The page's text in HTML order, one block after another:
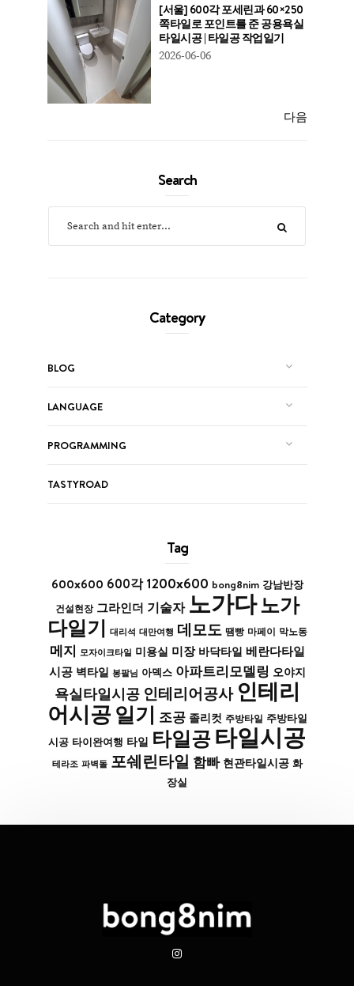
[서울] 600각 포세린과 60×250
쪽타일로 포인트를 준 공용욕실
타일시공 | 타일공 작업일기
2026-06-06
다음
Search
Category
BLOG
LANGUAGE
PROGRAMMING
TASTYROAD
Tag
600x600 600각 1200x600 bong8nim 강남반장
건설현장 그라인더 기술자 노가다노가
다일기 대리석 대만여행 데모도 땜빵 마페이 막노동
메지 모자이크타일 미용실 미장 바닥타일 베란다타일
시공 벽타일 봉팔님 아덱스 아파트리모델링 오야지
욕실타일시공 인테리어공사 인테리
어시공 일기 조공 졸리컷 주방타일 주방타일
시공 타이완여행 타일 타일공타일시공
테라조 파벽돌 포쉐린타일 함빠 현관타일시공 화
장실